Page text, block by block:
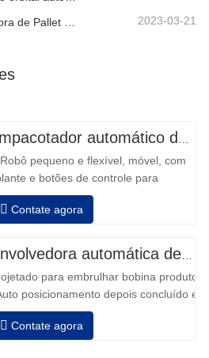
2023-03-21
pequeno e flexível, móvel, com
e botões de controle para
e avançar • Operação fora
coluna • 2 baterias série 12V / 110
cheia de 120 a 130 paletes •
tempo de carregamento
Contate agora
para embrulhar bobina
posicionamento depois concluído
alongamento força pode ser
topo placa para pressionar
Contate agora